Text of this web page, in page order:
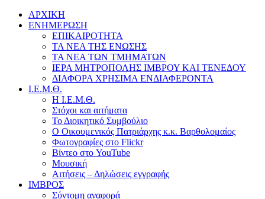
ΑΡΧΙΚΗ
ΕΝΗΜΕΡΩΣΗ
ΕΠΙΚΑΙΡΟΤΗΤΑ
ΤΑ ΝΕΑ ΤΗΣ ΕΝΩΣΗΣ
ΤΑ ΝΕΑ ΤΩΝ ΤΜΗΜΑΤΩΝ
ΙΕΡΑ ΜΗΤΡΟΠΟΛΗΣ ΙΜΒΡΟΥ ΚΑΙ ΤΕΝΕΔΟΥ
ΔΙΑΦΟΡΑ ΧΡΗΣΙΜΑ ΕΝΔΙΑΦΕΡΟΝΤΑ
Ι.Ε.Μ.Θ.
Η Ι.Ε.Μ.Θ.
Στόχοι και αιτήματα
Το Διοικητικό Συμβούλιο
Ο Οικουμενικός Πατριάρχης κ.κ. Βαρθολομαίος
Φωτογραφίες στο Flickr
Βίντεο στο YouTube
Μουσική
Αιτήσεις – Δηλώσεις εγγραφής
ΙΜΒΡΟΣ
Σύντομη αναφορά